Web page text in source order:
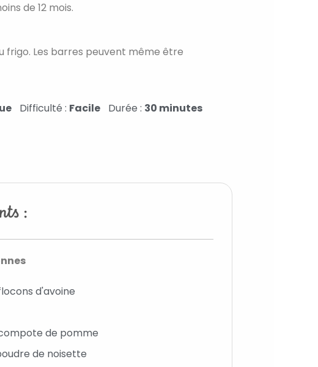
de 12 mois.
frigo. Les barres peuvent même être
Difficulté : Facile Durée : 30 minutes
:
d'avoine
de pomme
de noisette